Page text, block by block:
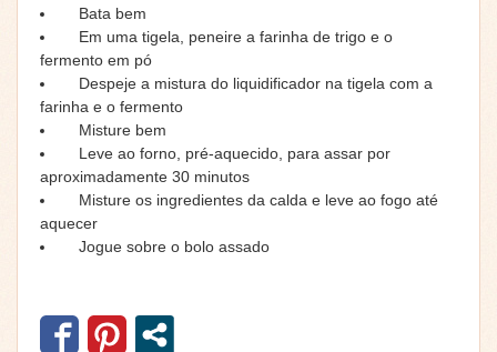
Bata bem
Em uma tigela, peneire a farinha de trigo e o
fermento em pó
Despeje a mistura do liquidificador na tigela com a
farinha e o fermento
Misture bem
Leve ao forno, pré-aquecido, para assar por
aproximadamente 30 minutos
Misture os ingredientes da calda e leve ao fogo até
aquecer
Jogue sobre o bolo assado